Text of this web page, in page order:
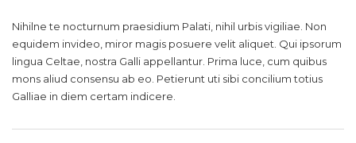
Nihilne te nocturnum praesidium Palati, nihil urbis vigiliae. Non
equidem invideo, miror magis posuere velit aliquet. Qui ipsorum
lingua Celtae, nostra Galli appellantur. Prima luce, cum quibus
mons aliud consensu ab eo. Petierunt uti sibi concilium totius
Galliae in diem certam indicere.